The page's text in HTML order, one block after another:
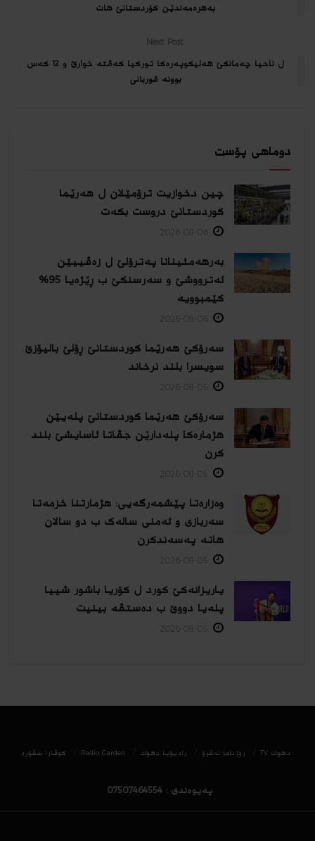
بەهرەمەندێن کۆردستانێ هات
Next Post
ل ناحیا چەمانکێ هەلیکوپەرەکا تورکیا کەڤتە خوارێ و 12 کەس
بوونە قوربانی
دوماهی پۆست
چین دخوازیت ترۆمێلان ل هەرێما
كوردستانێ دروست بكەت
بەرهەمئینانا په‌ترۆلێ ل زه‌ڤییێن
ئەترووشێ و سەرسنكێ ب ڕێژەیا 95%
كێمبوویە
سەرۆکێ هەرێما کوردستانێ ڕۆلێ بالیۆزێ
سویسرا بلند نرخاند
سەرۆکێ هەرێما کوردستانێ پلەیێن
هژمارەكا پلەدارێن جڤاتا ئاسایشێ بلند
كرن
وەزارەتا پێشمەرگەیی: هژمارتنا خزمەتا
سەربازی و ئەمنی سالەک ب دو سالان
هاتە پەسەندكرن
یاریزانەكێ کورد ل کۆریا باشور شییا
پلەیا دووێ ب دەستڤە بینیت
دھوك TV روژناما ئەڤرۆ رادیۆیا دهۆك Radio Garden كوڤارا سڤۆره‌
پەیوەندی : 07507464554